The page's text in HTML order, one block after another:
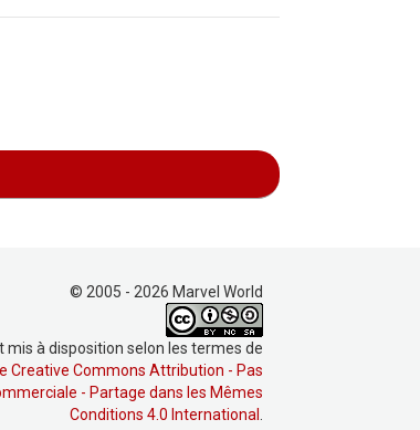
© 2005 - 2026 Marvel World
mis à disposition selon les termes de
Creative Commons Attribution - Pas
- Partage dans les Mêmes
Conditions 4.0 International